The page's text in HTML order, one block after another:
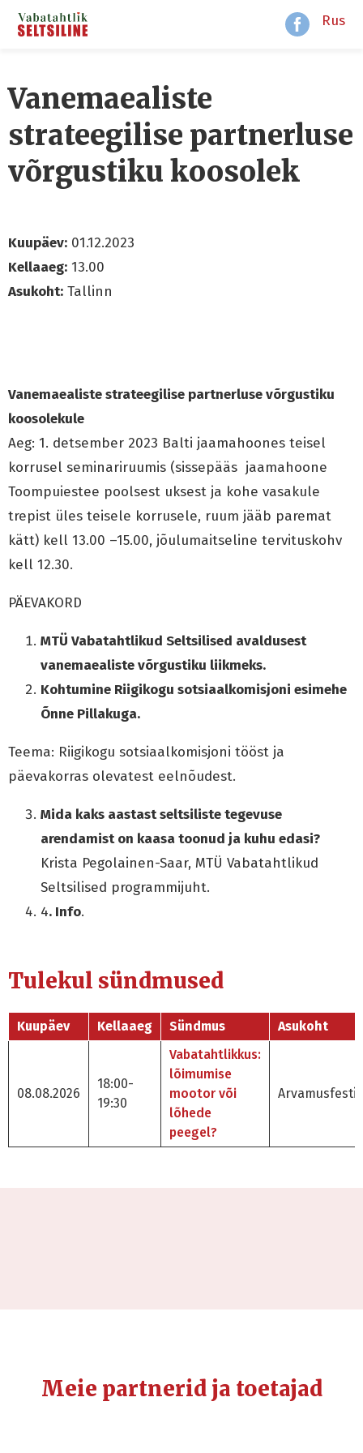
Rus
Vanemaealiste
strateegilise partnerluse
võrgustiku koosolek
Kuupäev: 01.12.2023
Kellaaeg: 13.00
Asukoht: Tallinn
Vanemaealiste strateegilise partnerluse võrgustiku
koosolekule
Aeg: 1. detsember 2023 Balti jaamahoones teisel
korrusel seminariruumis (sissepääs jaamahoone
Toompuiestee poolsest uksest ja kohe vasakule
trepist üles teisele korrusele, ruum jääb paremat
kätt) kell 13.00 –15.00, jõulumaitseline tervituskohv
kell 12.30.
PÄEVAKORD
MTÜ Vabatahtlikud Seltsilised avaldusest
vanemaealiste võrgustiku liikmeks.
Kohtumine Riigikogu sotsiaalkomisjoni esimehe
Õnne Pillakuga.
Teema: Riigikogu sotsiaalkomisjoni tööst ja
päevakorras olevatest eelnõudest.
Mida kaks aastast seltsiliste tegevuse
arendamist on kaasa toonud ja kuhu edasi?
Krista Pegolainen-Saar, MTÜ Vabatahtlikud
Seltsilised programmijuht.
4. Info.
Tulekul sündmused
Kuupäev Kellaaeg Sündmus Asukoht
08.08.2026
18:00-
19:30
Vabatahtlikkus:
lõimumise
mootor või
lõhede
peegel?
Meie partnerid ja toetajad